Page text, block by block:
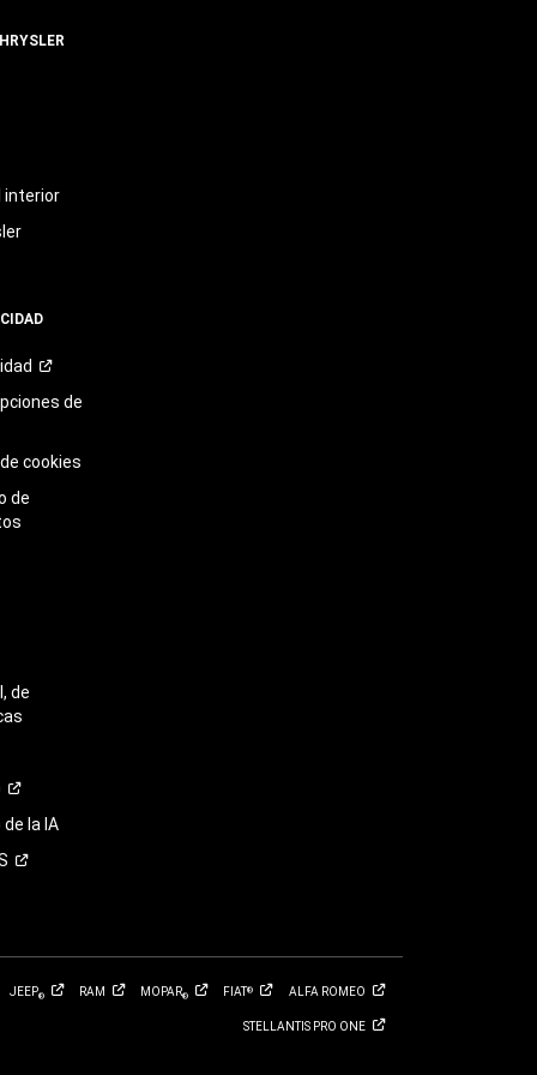
interior
de
cookies
de
de
la IA
JEEP® RAM MOPAR® FIAT® ALFA ROMEO
STELLANTIS PRO ONE